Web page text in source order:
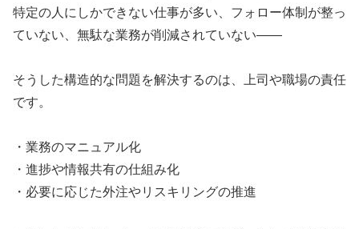
特定の人にしかできない仕事が多い、フォロー体制が整っ
ていない、無駄な業務が削減されていない——
そうした構造的な問題を解決するのは、上司や職場の責任
です。
・業務のマニュアル化
・進捗や情報共有の仕組み化
・必要に応じた外注やリスキリングの推進